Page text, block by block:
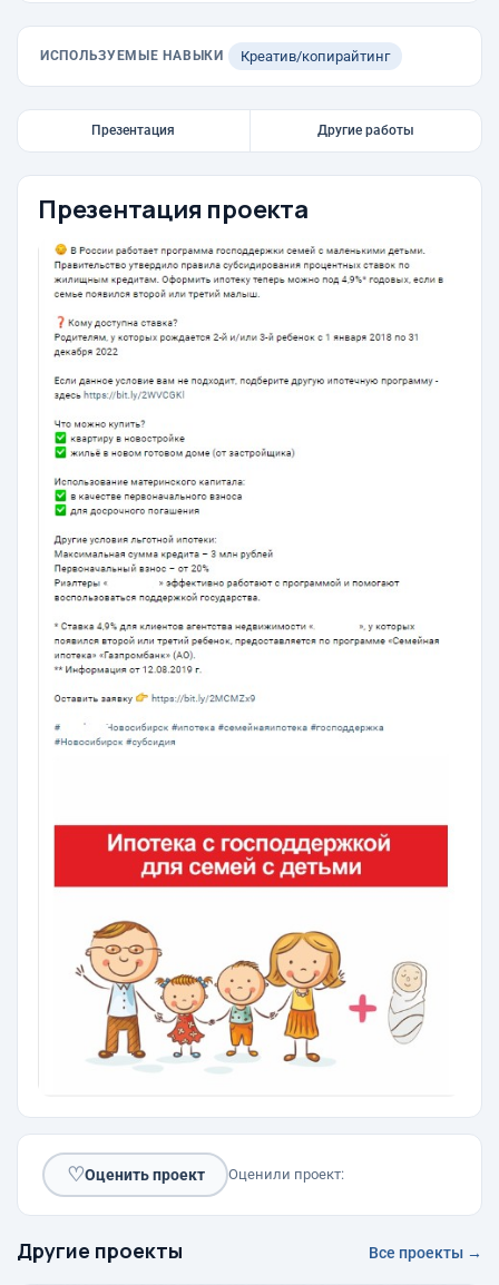
ИСПОЛЬЗУЕМЫЕ НАВЫКИ Креатив/копирайтинг
Презентация Другие работы
Презентация проекта
♡Оценить проект Оценили проект:
Другие проекты Все проекты →